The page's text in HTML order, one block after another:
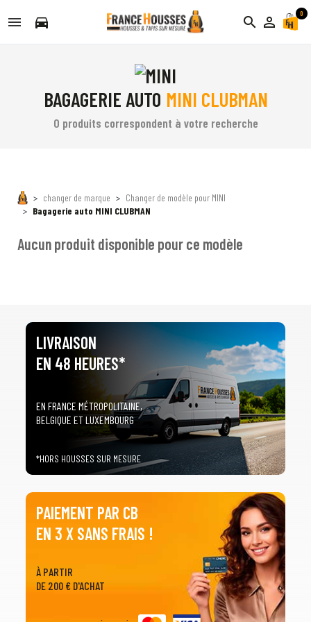
directions_car search person_outline
0
BAGAGERIE AUTO MINI CLUBMAN
0 produits correspondent à votre recherche
changer de marque
Changer de modèle pour MINI
Bagagerie auto MINI CLUBMAN
Aucun produit disponible pour ce modèle
LIVRAISON
EN 48 HEURES*
EN FRANCE MÉTROPOLITAINE,
BELGIQUE ET LUXEMBOURG
*HORS HOUSSES SUR MESURE
PAIEMENT PAR CB
EN 3 X SANS FRAIS !
À PARTIR
DE 200 € D'ACHAT